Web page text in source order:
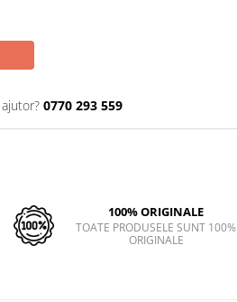
0770 293 559
100% ORIGINALE
TOATE PRODUSELE SUNT 100%
ORIGINALE